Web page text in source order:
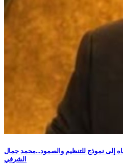
إلى نموذج للتنظيم والصمود...محمد جمال
الشرفي